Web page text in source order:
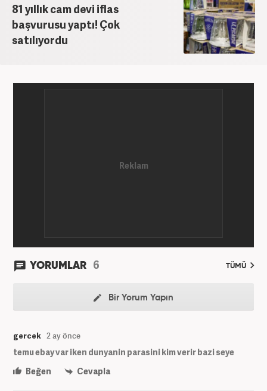
81 yıllık cam devi iflas
başvurusu yaptı! Çok
satılıyordu
YORUMLAR 6 TÜMÜ
Bir Yorum Yapın
gercek 2 ay önce
temu ebay var iken dunyanin parasini kim verir bazi seye
Beğen
Cevapla